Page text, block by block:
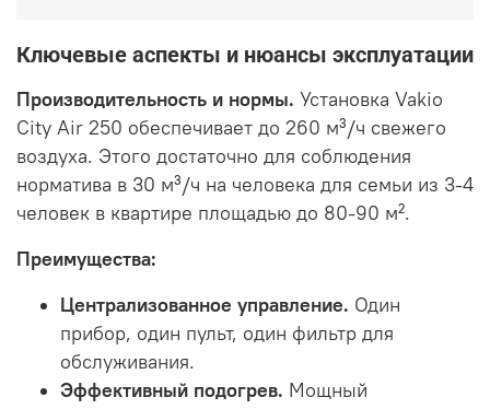
Ключевые аспекты и нюансы эксплуатации
Производительность и нормы. Установка Vakio
City Air 250 обеспечивает до 260 м³/ч свежего
воздуха. Этого достаточно для соблюдения
норматива в 30 м³/ч на человека для семьи из 3-4
человек в квартире площадью до 80-90 м².
Преимущества:
Централизованное управление. Один
прибор, один пульт, один фильтр для
обслуживания.
Эффективный подогрев. Мощный